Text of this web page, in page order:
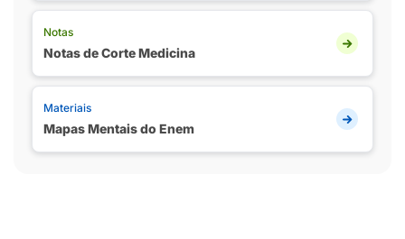
Notas
Notas de Corte Medicina
Materiais
Mapas Mentais do Enem